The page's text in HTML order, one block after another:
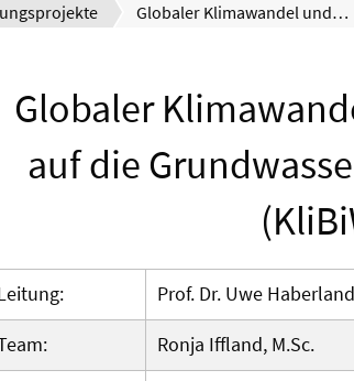
Globaler Klimawandel und Folgenabschätzung auf die Grundwasserstände in Niedersachsen (KliBiW, Phase 7)
Globaler
auf die
Prof. Dr. Uwe
Ronja Iffland, M.Sc.